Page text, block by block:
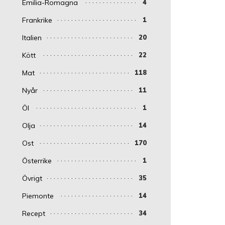
Emilia-Romagna 4
Frankrike 1
Italien 20
Kött 22
Mat 118
Nyår 11
Öl 1
Olja 14
Ost 170
Österrike 1
Övrigt 35
Piemonte 14
Recept 34